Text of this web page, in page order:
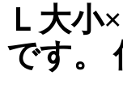
Ｌ大小
です。